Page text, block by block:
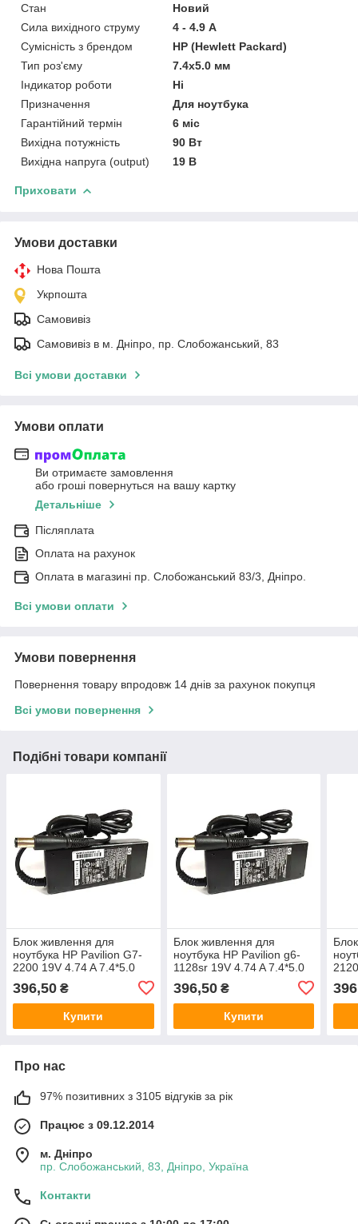
Стан
Новий
Сила вихідного струму
4 - 4.9 А
Сумісність з брендом
HP (Hewlett Packard)
Тип роз'єму
7.4x5.0 мм
Індикатор роботи
Ні
Призначення
Для ноутбука
Гарантійний термін
6 міс
Вихідна потужність
90 Вт
Вихідна напруга (output)
19 В
Приховати
Умови доставки
Нова Пошта
Укрпошта
Самовивіз
Самовивіз в м. Дніпро, пр. Слобожанський, 83
Всі умови доставки
Умови оплати
Ви отримаєте замовлення
або гроші повернуться на вашу картку
Детальніше
Післяплата
Оплата на рахунок
Оплата в магазині пр. Слобожанський 83/3, Дніпро.
Всі умови оплати
Умови повернення
Повернення товару впродовж 14 днів за рахунок покупця
Всі умови повернення
Подібні товари компанії
Блок живлення для
ноутбука HP Pavilion G7-
2200 19V 4.74 A 7.4*5.0
396,50 ₴
Купити
Блок живлення для
ноутбука HP Pavilion g6-
1128sr 19V 4.74 A 7.4*5.0
396,50₴
Купити
Про нас
97% позитивних з 3105 відгуків за рік
Працює з 09.12.2014
м. Дніпро
пр. Слобожанський, 83, Дніпро, Україна
Контакти